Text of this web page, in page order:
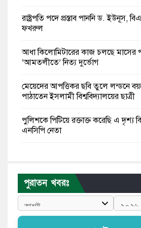
রাষ্ট্রপতি পদে প্রস্তাব পাননি ড. ইউনূস,
ফখরুল
আধা কিলোমিটারের কাজ চলছে মাসের
‘আমতলীতে’ নিত্য দুর্ভোগ
মেয়েদের আপত্তিকর ছবি তুলে লন্ডনে
পাঠাতেন ইসলামী বিশ্ববিদ্যালয়ের ছাত্রী
পুলিশকে পিটিয়ে রক্তাক্ত করেছি এ দৃশ্য
এনসিপি নেতা
বাংলাদেশী কর্মীদের আকামা নিয়ে বড়
সরকার
ভারতের পূর্ব সীমান্তে এখন ‘আরেকটি
পুরাতন খবরঃ